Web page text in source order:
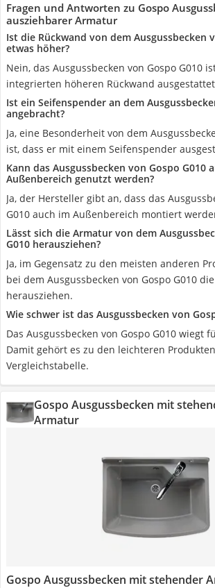
Fragen und Antworten zu Gospo
ausziehbarer Armatur
Ist die Rückwand von dem Ausgussbecken
etwas höher?
Nein, das Ausgussbecken von Gospo ‎G010
integrierten höheren Rückwand
Ist ein Seifenspender an dem
angebracht?
Ja, eine Besonderheit von dem
ist, dass er mit einem Seifenspender
Kann das Ausgussbecken von Gospo ‎G010
Außenbereich genutzt werden?
Ja, der Hersteller gibt an, dass das
‎G010 auch im Außenbereich montiert
Lässt sich die Armatur von dem
‎G010 herausziehen?
Ja, im Gegensatz zu den meisten anderen
bei dem Ausgussbecken von Gospo ‎G010
herausziehen.
Wie schwer ist das Ausgussbecken von
Das Ausgussbecken von Gospo ‎G010 wiegt
Damit gehört es zu den leichteren
Vergleichstabelle.
Gospo Ausgussbecken mit
Armatur
Gospo Ausgussbecken mit stehender